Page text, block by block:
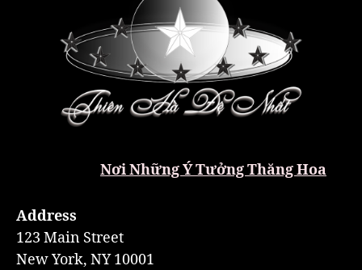
Nơi Những Ý Tưởng Thăng Hoa
Address
123 Main Street
New York, NY 10001